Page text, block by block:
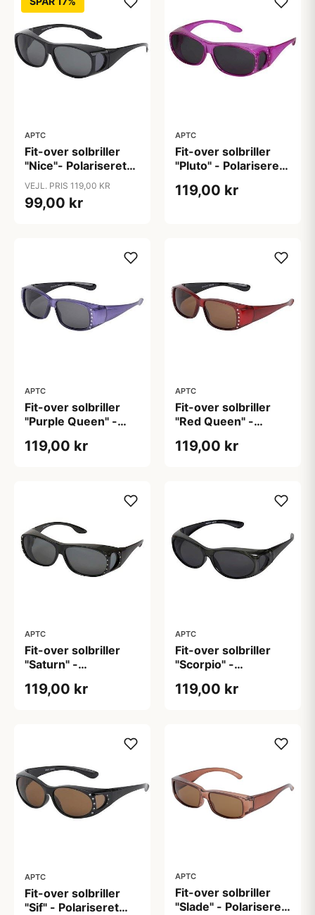
APTC
Fit-over solbriller
"Nice"- Polariseret
(H:4,5 cm B:14,5
cm)
VEJL. PRIS 119,00 KR
99,00 kr
APTC
Fit-over solbriller
"Pluto" - Polariseret
119,00 kr
APTC
Fit-over solbriller
"Purple Queen" -
(H:4,0cm B:13,5cm)
119,00 kr
APTC
Fit-over solbriller
"Red Queen" -
(H:4,0cm B:13,5cm)
119,00 kr
APTC
Fit-over solbriller
"Saturn" -
(B:14,2cm H:4,2cm)
119,00 kr
APTC
Fit-over solbriller
"Scorpio" -
H: 4cm)
119,00 kr
APTC
Fit-over solbriller
"Sif" - Polariseret
APTC
Fit-over solbriller
"Slade" - Polariseret